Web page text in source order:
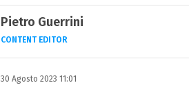
Pietro Guerrini
CONTENT EDITOR
Laurea in Lettere, smania di
e della Pixar).
30 Agosto 2023 11:01